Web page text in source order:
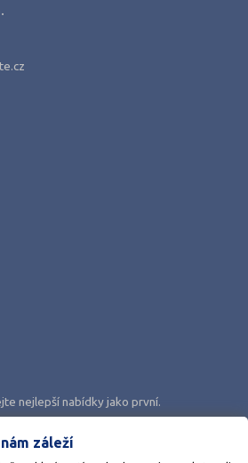
nejlepší nabídky jako první.
záleží